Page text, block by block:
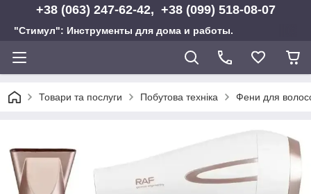
+38 (063) 247-62-42, +38 (099) 518-08-07
"Стимул": Инструменты для дома и работы.
Товари та послуги Побутова техніка Фени для